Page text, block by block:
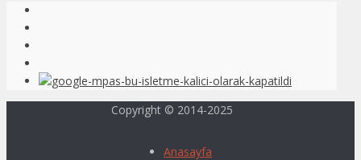
Copyright © 2014-2025
Anasayfa